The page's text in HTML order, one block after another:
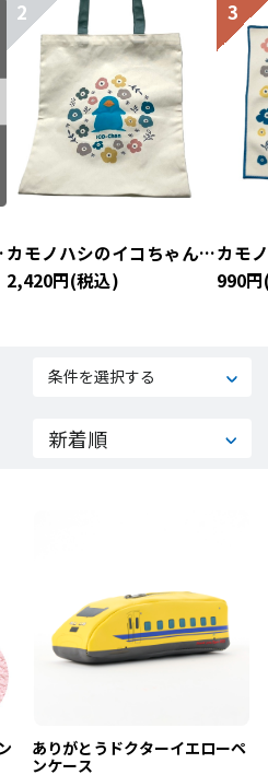
カモノハシのイコちゃん×
北欧 トートバッグ
2,420円(税込)
カモ
北欧
990
条件を選択する
ありがとうドクターイエローペ
ンケース